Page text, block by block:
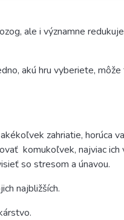
ale i významne
akú hru vyberiete,
zahriatie, horúca
komukoľvek, najviac
so stresom a únavou.
najbližších.